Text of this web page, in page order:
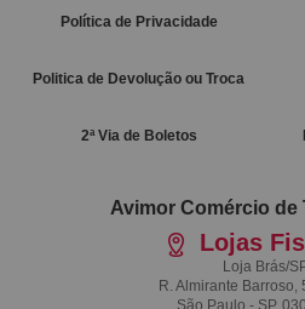
Política de Privacidade
Politica de Devolução ou Troca
2ª Via de Boletos
Avimor Comércio de
Lojas
Loja Brás/
R. Almirante Barroso,
São Paulo - SP,